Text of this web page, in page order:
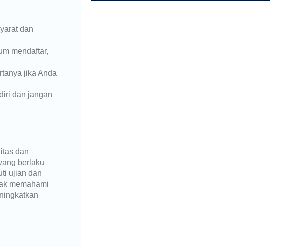
dan
mendaftar,
jika Anda
dan jangan
dan
berlaku
ujian dan
memahami